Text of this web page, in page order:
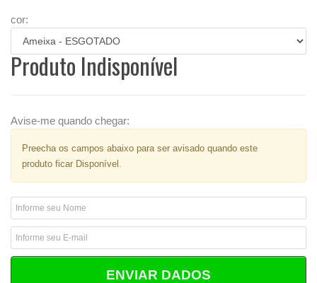
cor:
Produto Indisponível
Avise-me quando chegar:
Preecha os campos abaixo para ser avisado quando este
produto ficar Disponível.
ENVIAR DADOS